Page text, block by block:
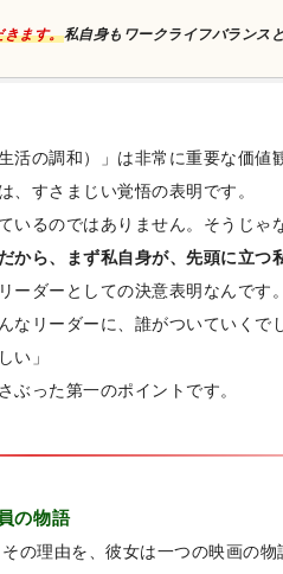
きます。私自身もワークライフバランス
の調和）」は非常に重要な価値
すさまじい覚悟の表明です。
るのではありません。そうじゃ
から、まず私自身が、先頭に立つ
ーダーとしての決意表明なんです。
リーダーに、誰がついていくで
い」
ぶった第一のポイントです。
の物語
の理由を、彼女は一つの映画の物